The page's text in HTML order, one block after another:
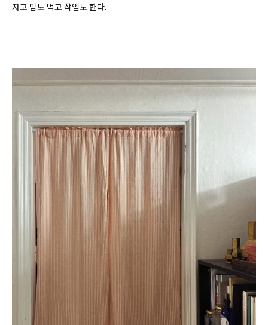
자고 밥도 먹고 작업도 한다.